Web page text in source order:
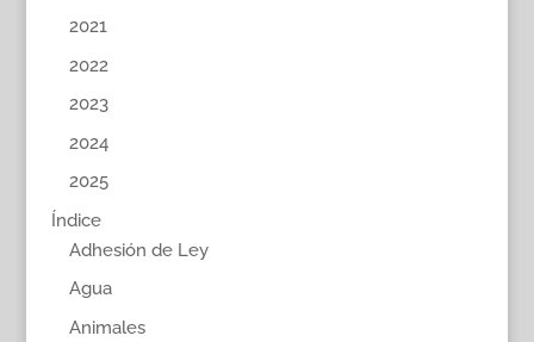
2021
2022
2023
2024
2025
Índice
Adhesión de Ley
Agua
Animales